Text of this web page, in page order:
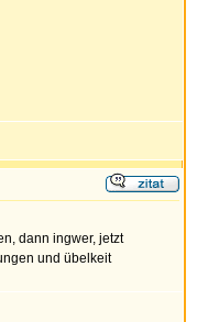
dann ingwer, jetzt
und übelkeit